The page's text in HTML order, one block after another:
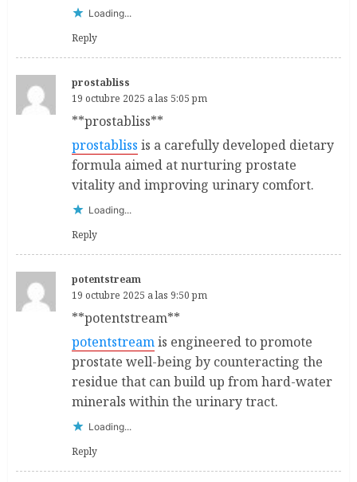
Loading...
Reply
prostabliss
19 octubre 2025 a las 5:05 pm
** prostabliss**
prostabliss is a carefully developed dietary
formula aimed at nurturing prostate
vitality and improving urinary comfort.
Loading...
Reply
potentstream
19 octubre 2025 a las 9:50 pm
** potentstream**
potentstreamis engineered to promote
prostate well-being by counteracting the
residue that can build up from hard-water
minerals within the urinary tract.
Loading...
Reply